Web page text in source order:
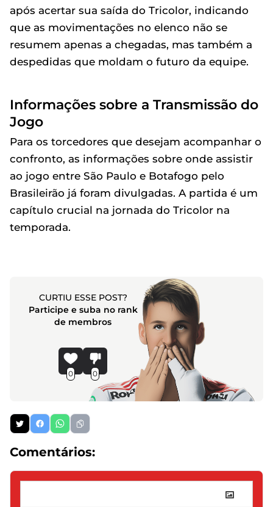
após acertar sua saída do Tricolor, indicando
que as movimentações no elenco não se
resumem apenas a chegadas, mas também a
despedidas que moldam o futuro da equipe.
Informações sobre a Transmissão do
Jogo
Para os torcedores que desejam acompanhar o
confronto, as informações sobre onde assistir
ao jogo entre São Paulo e Botafogo pelo
Brasileirão já foram divulgadas. A partida é um
capítulo crucial na jornada do Tricolor na
temporada.
CURTIU ESSE POST?
Participe e suba no rank
de membros
0 0
Comentários: